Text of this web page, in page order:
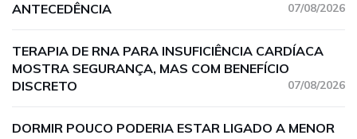
ANTECEDÊNCIA
07/08/2026
TERAPIA DE RNA PARA INSUFICIÊNCIA CARDÍACA
MOSTRA SEGURANÇA, MAS COM BENEFÍCIO
DISCRETO
07/08/2026
DORMIR POUCO PODERIA ESTAR LIGADO A MENOR